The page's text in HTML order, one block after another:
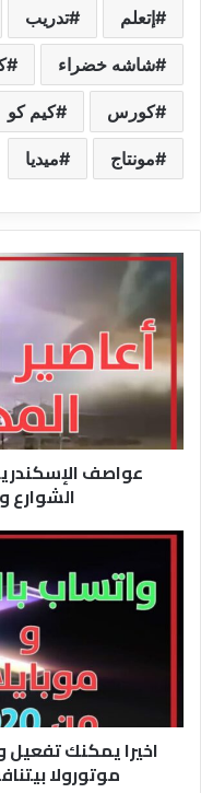
إتعلم تدريب
شاشه خضراء
كورس كيم كو
مونتاج ميديا
عواصف
الإسكندرية
وامطار
غزيرة
غرقت
الشوارع
منطقة
عواصف
الشوارع
اخيرا
تفعيل
واتساب
و
موتورولااخيرا يمكنك
موتورولا